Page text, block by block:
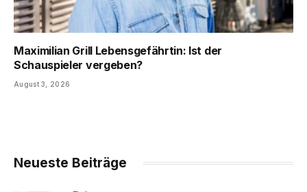
Maximilian Grill Lebensgefährtin: Ist der
Schauspieler vergeben?
August 3, 2026
Neueste Beiträge